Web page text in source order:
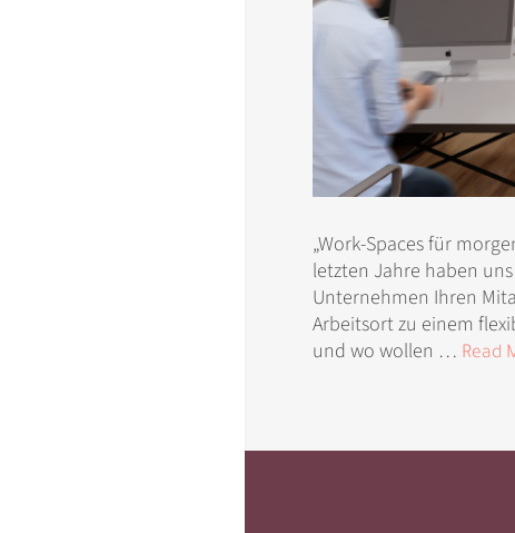
„Work-Spaces für
letzten Jahre haben
Unternehmen Ihren
Arbeitsort zu einem
und wo wollen … Read